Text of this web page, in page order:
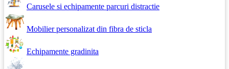
Carusele si echipamente parcuri distractie
Mobilier personalizat din fibra de sticla
Echipamente gradinita